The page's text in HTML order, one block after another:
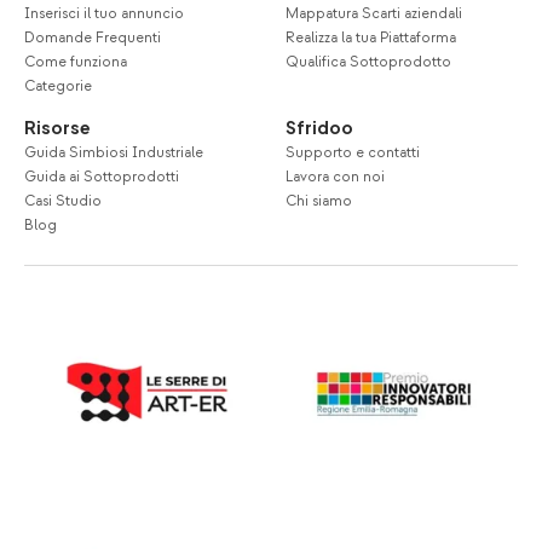
Inserisci il tuo annuncio
Domande Frequenti
Come funziona
Categorie
Mappatura Scarti aziendali
Realizza la tua Piattaforma
Qualifica Sottoprodotto
Risorse
Guida Simbiosi Industriale
Guida ai Sottoprodotti
Casi Studio
Blog
Sfridoo
Supporto e contatti
Lavora con noi
Chi siamo